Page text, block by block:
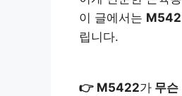
이 글에서는
립니다.
👉 M5422가 무슨